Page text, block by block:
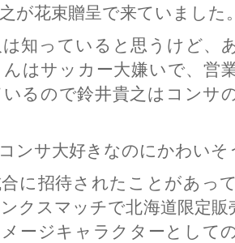
が花束贈呈で来ていました
知っていると思うけど、
はサッカー大嫌いで、営
るので鈴井貴之はコンサ
ンサ大好きなのにかわいそ
に招待されたことがあっ
クスマッチで北海道限定販
ージキャラクターとして